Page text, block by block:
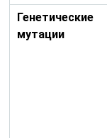
Генетические
мутации